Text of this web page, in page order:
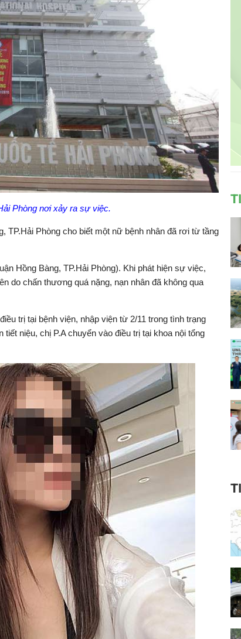
Phòng nơi xảy ra sự việc.
TP.Hải Phòng cho biết một nữ bệnh nhân đã rơi từ tầng
Hồng Bàng, TP.Hải Phòng). Khi phát hiện sự việc,
do chấn thương quá nặng, nạn nhân đã không qua
trị tại bệnh viện, nhập viện từ 2/11 trong tình trạng
niệu, chị P.A chuyển vào điều trị tại khoa nội tổng